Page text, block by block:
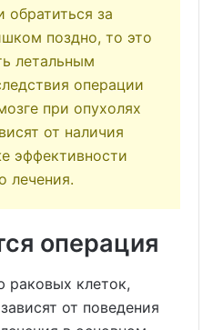
за
поздно, то это
летальным
операции
при опухолях
от наличия
эффективности
лечения.
операция
раковых клеток,
от поведения